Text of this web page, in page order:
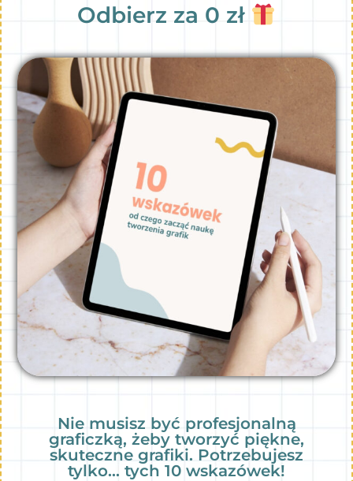
Odbierz za 0 zł
Nie musisz być profesjonalną
graficzką, żeby tworzyć piękne,
skuteczne grafiki. Potrzebujesz
tylko… tych 10 wskazówek!